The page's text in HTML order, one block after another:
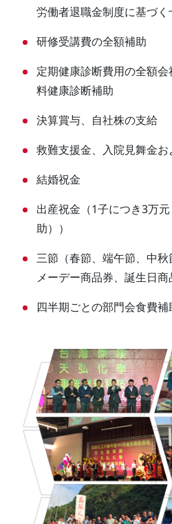
労働者退職金制度に基づく
研修受講費の全額補助
定期健康診断費用の全額
料健康診断補助
決算賞与、自社株の支給
救難支援金、入院見舞金お
結婚祝金
出産祝金（1子につき3万
助））
三節（春節、端午節、中秋
メーデー商品券、誕生日商
四半期ごとの部門会食費補